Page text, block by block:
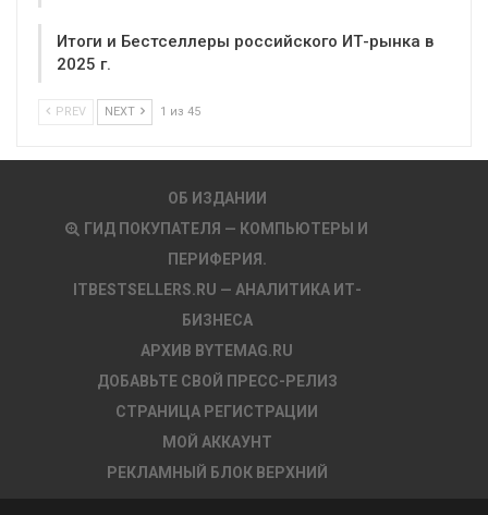
Итоги и Бестселлеры российского ИТ-рынка в
2025 г.
PREV NEXT 1 из 45
ОБ ИЗДАНИИ
ГИД ПОКУПАТЕЛЯ — КОМПЬЮТЕРЫ И
ПЕРИФЕРИЯ.
ITBESTSELLERS.RU — АНАЛИТИКА ИТ-
БИЗНЕСА
АРХИВ BYTEMAG.RU
ДОБАВЬТЕ СВОЙ ПРЕСС-РЕЛИЗ
СТРАНИЦА РЕГИСТРАЦИИ
МОЙ АККАУНТ
РЕКЛАМНЫЙ БЛОК ВЕРХНИЙ